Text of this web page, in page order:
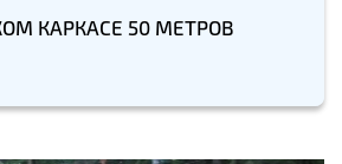
КАРКАСЕ 50 МЕТРОВ